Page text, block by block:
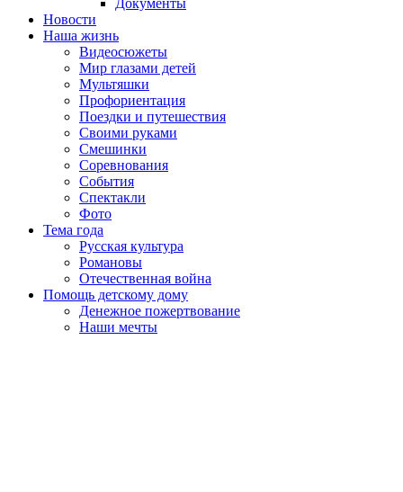
Новости
Наша жизнь
Видеосюжеты
Мир глазами детей
Мультяшки
Профориентация
Поездки и путешествия
Своими руками
Смешинки
Соревнования
События
Спектакли
Фото
Тема года
Русская культура
Романовы
Отечественная война
Помощь детскому дому
Денежное пожертвование
Наши мечты